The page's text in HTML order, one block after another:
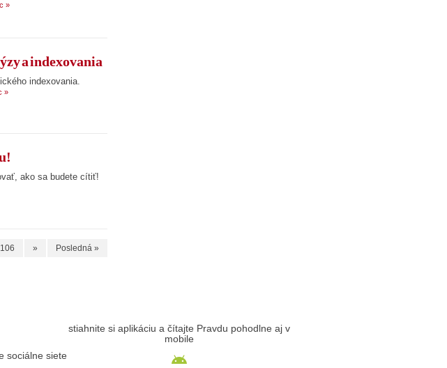
»
a indexovania
indexovania.
»
ako sa budete cítiť!
106 » Posledná »
sociálne siete
stiahnite si aplikáciu a čítajte Pravdu pohodlne aj v
mobile